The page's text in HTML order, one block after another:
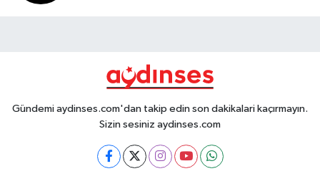
Gündemi aydinses.com'dan takip edin son dakikalari kaçırmayın.
Sizin sesiniz aydinses.com